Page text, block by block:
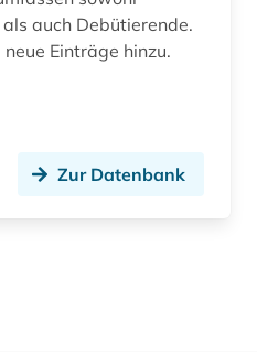
auch Debütierende.
Einträge hinzu.
Zur Datenbank